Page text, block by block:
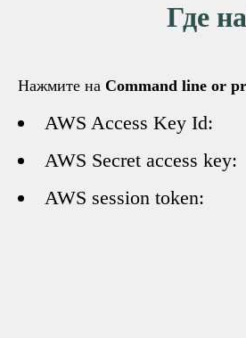
Где
Нажмите на Command line or
AWS Access Key Id:
AWS Secret access key:
AWS session token: